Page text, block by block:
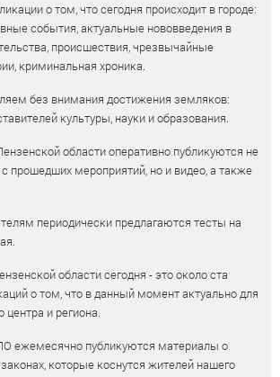
о том, что сегодня происходит в городе:
события, актуальные нововведения в
происшествия, чрезвычайные
криминальная хроника.
без внимания достижения земляков:
культуры, науки и образования.
области оперативно публикуются не
прошедших мероприятий, но и видео, а также
периодически предлагаются тесты на
области сегодня - это около ста
о том, что в данный момент актуально для
центра и региона.
ежемесячно публикуются материалы о
которые коснутся жителей нашего